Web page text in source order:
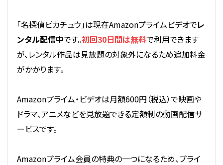
「名探偵ピカチュウ」は現在Amazonプライムビデオでレ
ンタル配信中です。初回30日間は無料で利用できます
が、レンタル作品は見放題の対象外になるため追加料金
がかかります。
Amazonプライム・ビデオは月額600円（税込）で映画や
ドラマ、アニメなどを見放題できる定額制の動画配信サ
ービスです。
Amazonプライム会員の特典の一つになるため、プライ